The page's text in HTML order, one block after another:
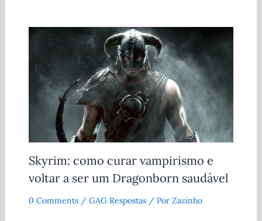
Skyrim: como curar vampirismo e
voltar a ser um Dragonborn saudável
0 Comments / GAG Respostas/ Por Zazinho